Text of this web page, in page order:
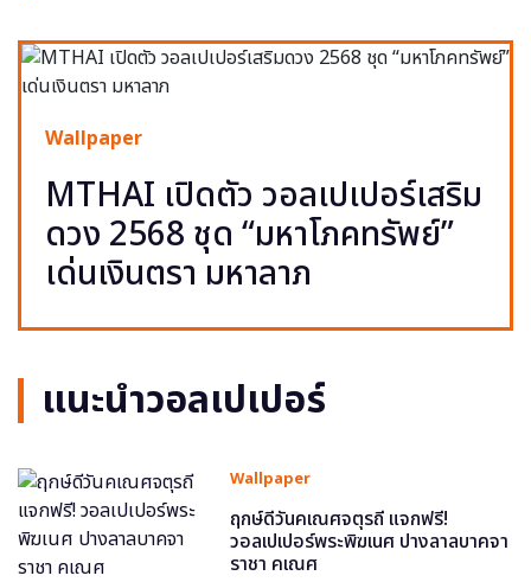
Wallpaper
MTHAI เปิดตัว วอลเปเปอร์เสริม
ดวง 2568 ชุด “มหาโภคทรัพย์”
เด่นเงินตรา มหาลาภ
แนะนำวอลเปเปอร์
Wallpaper
ฤกษ์ดีวันคเณศจตุรถี แจกฟรี!
วอลเปเปอร์พระพิฆเนศ ปางลาลบาคจา
ราชา คเณศ